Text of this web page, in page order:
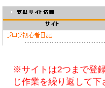
※サイトは2つまで登
じ作業を繰り返して